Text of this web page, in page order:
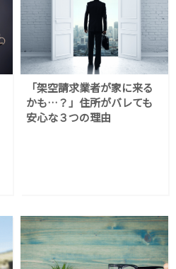
「架空請求業者が家に来る
かも…？」住所がバレても
安心な３つの理由